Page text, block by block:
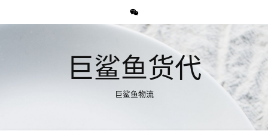
巨鲨鱼货代
巨鲨鱼物流